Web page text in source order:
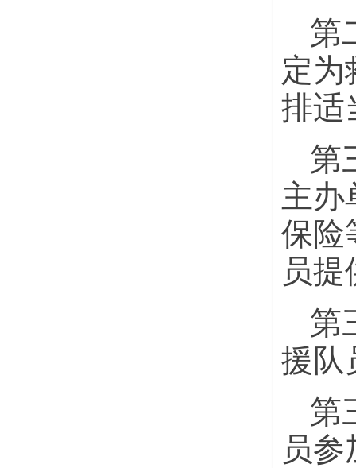
第
定为
排适
第
主办
保险
员
第
援队
第
员